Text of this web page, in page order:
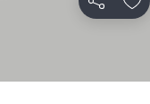
Teilen